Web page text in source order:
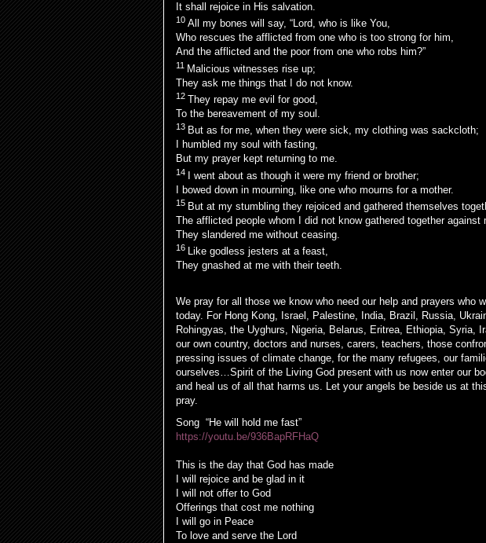
It shall rejoice in His salvation.
10 All my bones will say, “Lord, who is like You,
Who rescues the afflicted from one who is too strong for him,
And the afflicted and the poor from one who robs him?”
11 Malicious witnesses rise up;
They ask me things that I do not know.
12 They repay me evil for good,
To the bereavement of my soul.
13 But as for me, when they were sick, my clothing was sackcloth;
humbled my soul with fasting,
But my prayer kept returning to me.
14 I went about as though it were my friend or brother;
I bowed down in mourning, like one who mourns for a mother.
15 But at my stumbling they rejoiced and gathered themselves
The afflicted people whom I did not know gathered together against
They slandered me without ceasing.
16 Like godless jesters at a feast,
They gnashed at me with their teeth.
We pray for all those we know who need our help and prayers who
today. For Hong Kong, Israel, Palestine, India, Brazil, Russia,
Rohingyas, the Uyghurs, Nigeria, Belarus, Eritrea, Ethiopia, Syria,
our own country, doctors and nurses, carers, teachers, those
pressing issues of climate change, for the many refugees, our
ourselves…Spirit of the Living God present with us now enter our
and heal us of all that harms us. Let your angels be beside us at
pray.
Song “He will hold me fast”
https://youtu.be/936BapRFHaQ
This is the day that God has made
I will rejoice and be glad in it
I will not offer to God
Offerings that cost me nothing
I will go in Peace
To love and serve the Lord